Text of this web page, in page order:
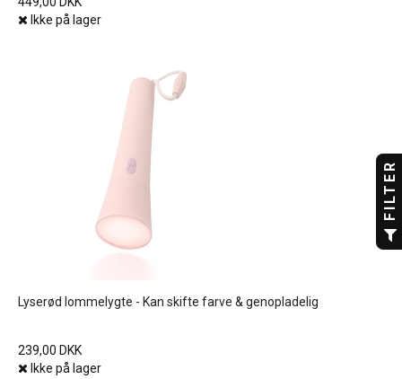
Ikke på lager
Lyserød lommelygte - Kan skifte farve & genopladelig
239,00 DKK
Ikke på lager
FILTER